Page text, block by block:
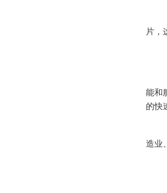
片，
能和
的快
造业